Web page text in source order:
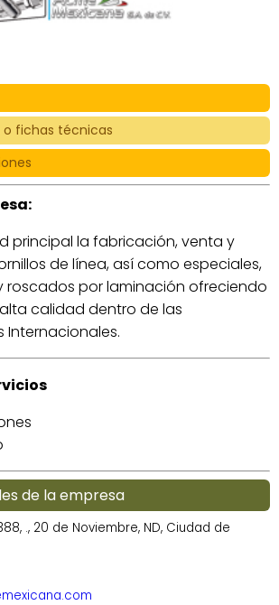
fichas técnicas
principal la fabricación, venta y
de línea, así como especiales,
roscados por laminación ofreciendo
calidad dentro de las
de la empresa
., 20 de Noviembre, ND, Ciudad de